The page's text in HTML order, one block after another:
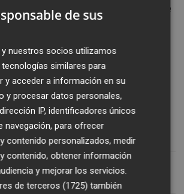
que la formalización de
de sindicación entre
más relevantes "es de
para garantizar su
continuidad de la actual
, basada en el
plan de negocio con
ejercicio 2025.
de sus
nuestros socios utilizamos
similares para
y acceder a información en su
y procesar datos personales,
IP, identificadores únicos
navegación, para ofrecer
contenido personalizados, medir
contenido, obtener información
y mejorar los servicios.
de terceros (1725) también